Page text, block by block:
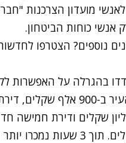
מועדון הצרכנות
אנשי כוחות הביטחון.
בהגרלה על האפשרות
3 חדרים בראש העיר ב-900 אלף
ב-1.09 מיליון שקלים ודירת